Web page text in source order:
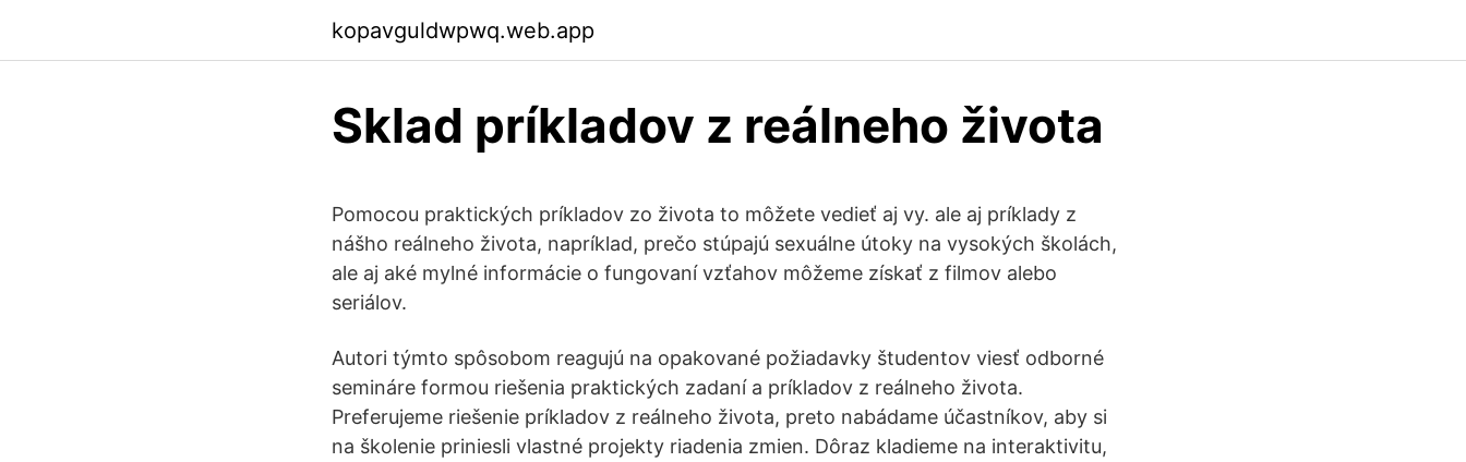
kopavguldwpwq.web.app
Sklad príkladov z reálneho života
Pomocou praktických príkladov zo života to môžete vedieť aj vy. ale aj príklady z
nášho reálneho života, napríklad, prečo stúpajú sexuálne útoky na vysokých školách,
ale aj aké mylné informácie o fungovaní vzťahov môžeme získať z filmov alebo
seriálov.
Autori týmto spôsobom reagujú na opakované požiadavky študentov viesť odborné
semináre formou riešenia praktických zadaní a príkladov z reálneho života.
Preferujeme riešenie príkladov z reálneho života, preto nabádame účastníkov, aby si
na školenie priniesli vlastné projekty riadenia zmien. Dôraz kladieme na interaktivitu,